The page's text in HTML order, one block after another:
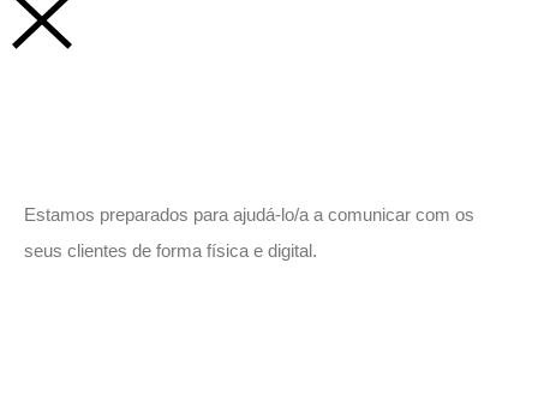
Estamos preparados para ajudá-lo/a a comunicar com os
seus clientes de forma física e digital.